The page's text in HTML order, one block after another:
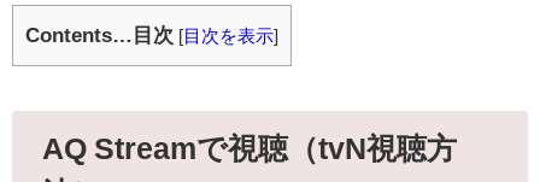
Contents…目次 [目次を表示]
AQ Streamで視聴（tvN視聴方